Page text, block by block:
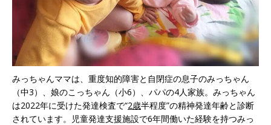
みっちゃんママは、重度知的障害と自閉症の息子のみっちゃん
（中3）、娘のこっちゃん（小6）、パパの4人家族。みっちゃん
は2022年に受けた発達検査で“2歳半程度”の精神発達年齢と診断
されています。児童発達支援施設で6年間働いた経験を持つみっ